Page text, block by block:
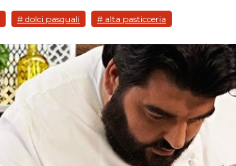
# dolci pasquali # alta pasticceria